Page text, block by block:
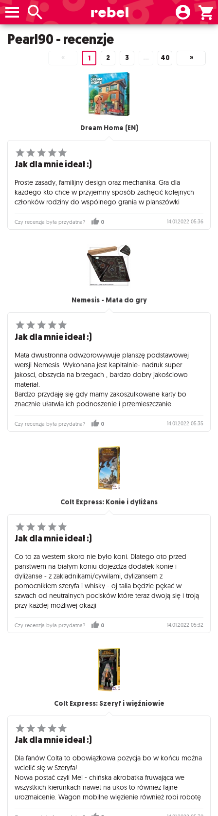
Pearl90 - recenzje
« 1 2 3 … 40 »
Dream Home (EN)
Jak dla mnie ideał :)
Proste zasady, familijny design oraz mechanika. Gra dla
każdego kto chce w przyjemny sposób zachęcić kolejnych
członków rodziny do wspólnego grania w planszówki
Czy recenzja była przydatna? 0 14.01.2022 05:36
Nemesis - Mata do gry
Jak dla mnie ideał :)
Mata dwustronna odwzorowywuje planszę podstawowej
wersji Nemesis. Wykonana jest kapitalnie- nadruk super
jakosci, obszycia na brzegach , bardzo dobry jakościowo
materiał.
Bardzo przydaję się gdy mamy zakoszulkowane karty bo
znacznie ułatwia ich podnoszenie i przemieszczanie
Czy recenzja była przydatna? 0 14.01.2022 05:35
Colt Express: Konie i dyliżans
Jak dla mnie ideał :)
Co to za western skoro nie było koni. Dlatego oto przed
panstwem na białym koniu dojeżdża dodatek konie i
dyliżanse - z zakladnikami/cywilami, dylizansem z
pomocnikiem szeryfa i whisky - oj talia będzie pękać w
szwach od neutralnych pocisków które teraz dwoją się i troją
przy każdej możliwej okazji
Czy recenzja była przydatna? 0 14.01.2022 05:32
Colt Express: Szeryf i więźniowie
Jak dla mnie ideał :)
Dla fanów Colta to obowiązkowa pozycja bo w końcu można
wcielić się w Szeryfa!
Nowa postać czyli Mel - chińska akrobatka fruwająca we
wszystkich kierunkach nawet na ukos to również fajne
urozmaicenie. Wagon mobilne więzienie również robi robotę